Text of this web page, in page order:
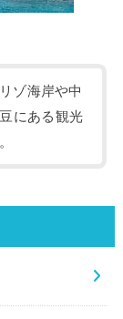
ゾ海岸や中
にある観光